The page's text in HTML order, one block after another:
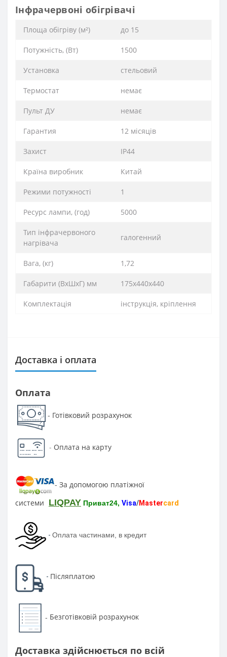
Інфрачервоні обігрівачі
Площа обігріву (м²) до 15
Потужність, (Вт) 1500
Установка стельовий
Термостат немає
Пульт ДУ немає
Гарантия 12 місяців
Захист IP44
Країна виробник Китай
Режими потужності 1
Ресурс лампи, (год) 5000
Тип інфрачервоного
нагрівача
галогенний
Вага, (кг) 1,72
Габарити (ВхШхГ) мм 175х440х440
Комплектація інструкція, кріплення
Доставка і оплата
Оплата
- Готівковий розрахунок
- Оплата на карту
- За допомогою платіжної
системи LIQPAY Приват24, Visa/Mastercard
- Оплата частинами, в кредит
- Післяплатою
- Безготівковій розрахунок
Доставка здійснюється по всій